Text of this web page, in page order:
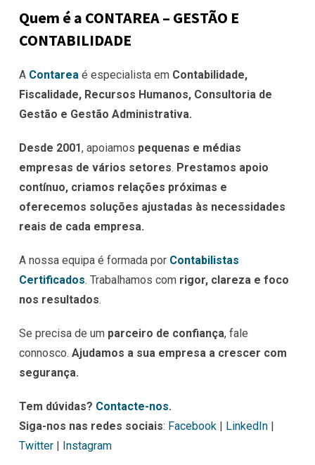
Quem é a CONTAREA – GESTÃO E
CONTABILIDADE
A Contarea é especialista em Contabilidade,
Fiscalidade, Recursos Humanos, Consultoria de
Gestão e Gestão Administrativa.
Desde 2001, apoiamos pequenas e médias
empresas de vários setores. Prestamos apoio
contínuo, criamos relações próximas e
oferecemos soluções ajustadas às necessidades
reais de cada empresa.
A nossa equipa é formada por Contabilistas
Certificados. Trabalhamos com rigor, clareza e foco
nos resultados.
Se precisa de um parceiro de confiança, fale
connosco. Ajudamos a sua empresa a crescer com
segurança.
Tem dúvidas? Contacte-nos.
Siga-nos nas redes sociais: Facebook | LinkedIn |
Twitter | Instagram